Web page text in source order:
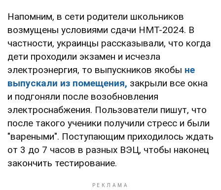
Напомним, в сети родители школьников
возмущены условиями сдачи НМТ-2024. В
частности, украинцы рассказывали, что когда
дети проходили экзамен и исчезла
электроэнергия, то выпускников якобы не
выпускали из помещения, закрыли все окна
и подгоняли после возобновления
электроснабжения. Пользователи пишут, что
после такого ученики получили стресс и были
"вареными". Поступающим приходилось ждать
от 3 до 7 часов в разных ВЭЦ, чтобы наконец
закончить тестирование.